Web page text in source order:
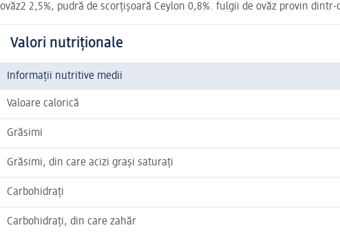
ovăz2 2,5%, pudră de scorțișoară Ceylon 0,8%. fulgii de ovăz provin
Valori nutriționale
Informații nutritive medii
Valoare calorică
Grăsimi
Grăsimi, din care acizi grași saturați
Carbohidrați
Carbohidrați, din care zahăr